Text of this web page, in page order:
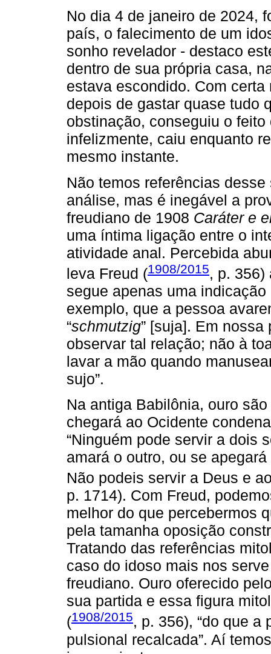
No dia 4 de janeiro de 2024,
país, o falecimento de um
sonho revelador - destaco
dentro de sua própria casa,
estava escondido. Com
depois de gastar quase tudo
obstinação, conseguiu o
infelizmente, caiu enquanto
mesmo instante.
Não temos referências
análise, mas é inegável a
freudiano de 1908 Caráter e
uma íntima ligação entre o
atividade anal. Percebida
leva Freud (1908/2015, p. 356)
segue apenas uma
exemplo, que a pessoa
“schmutzig” [suja]. Em
observar tal relação; não à
lavar a mão quando
sujo”.
Na antiga Babilônia, ouro
chegará ao Ocidente
“Ninguém pode servir a dois
amará o outro, ou se
Não podeis servir a Deus e
p. 1714). Com Freud,
melhor do que percebermos
pela tamanha oposição
Tratando das referências
caso do idoso mais nos
freudiano. Ouro oferecido
sua partida e essa figura
(1908/2015, p. 356), “do que
pulsional recalcada”. Aí